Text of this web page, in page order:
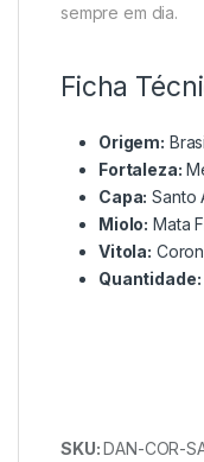
sempre em dia.
Ficha
Origem:
Fortaleza:
Capa: Santo
Miolo: Mata
Vitola:
Quantidade:
SKU:DAN-COR-